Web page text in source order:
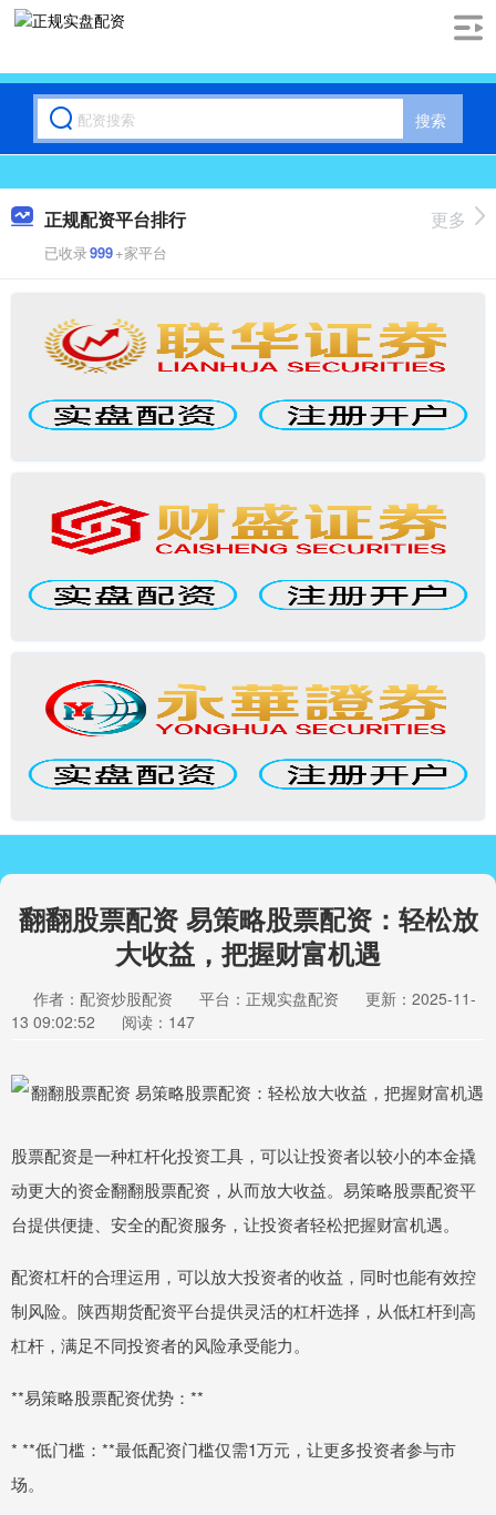
搜索
正规配资平台排行
已收录999+家平台
更多
翻翻股票配资 易策略股票配资：轻松放
大收益，把握财富机遇
作者：配资炒股配资 平台：正规实盘配资
更新：2025-11-
13 09:02:52
阅读：147
股票配资是一种杠杆化投资工具，可以让投资者以较小的本金撬
动更大的资金翻翻股票配资，从而放大收益。易策略股票配资平
台提供便捷、安全的配资服务，让投资者轻松把握财富机遇。
配资杠杆的合理运用，可以放大投资者的收益，同时也能有效控
制风险。陕西期货配资平台提供灵活的杠杆选择，从低杠杆到高
杠杆，满足不同投资者的风险承受能力。
**易策略股票配资优势：**
* **低门槛：**最低配资门槛仅需1万元，让更多投资者参与市
场。